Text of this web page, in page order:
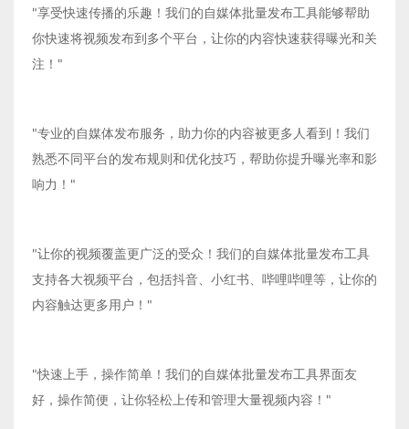
"享受快速传播的乐趣！我们的自媒体批量发布工具能够帮助
你快速将视频发布到多个平台，让你的内容快速获得曝光和关
注！"
"专业的自媒体发布服务，助力你的内容被更多人看到！我们
熟悉不同平台的发布规则和优化技巧，帮助你提升曝光率和影
响力！"
"让你的视频覆盖更广泛的受众！我们的自媒体批量发布工具
支持各大视频平台，包括抖音、小红书、哔哩哔哩等，让你的
内容触达更多用户！"
"快速上手，操作简单！我们的自媒体批量发布工具界面友
好，操作简便，让你轻松上传和管理大量视频内容！"